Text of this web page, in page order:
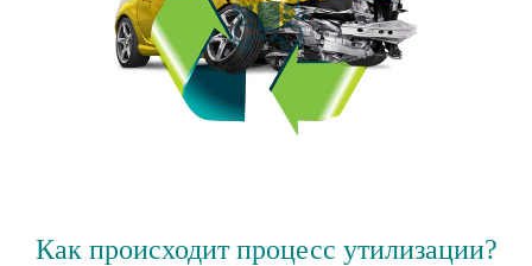
Как происходит процесс утилизации?